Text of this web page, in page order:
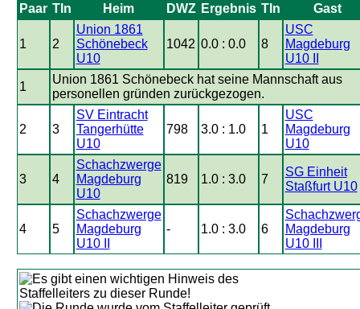
Paar Tln Heim DWZ Ergebnis Tln Gast
1 2
Union 1861
Schönebeck
U10
1042 0.0 : 0.0 8
USC
Magdeburg
U10 II
1
Union 1861 Schönebeck hat seine Mannschaft aus
personellen gründen zurückgezogen.
2 3
SV Eintracht
Tangerhütte
U10
798 3.0 : 1.0 1
USC
Magdeburg
U10
3 4
Schachzwerge
Magdeburg
U10
819 1.0 : 3.0 7
SG Einheit
Staßfurt U10
4 5
Schachzwerge
Magdeburg
U10 II
- 1.0 : 3.0 6
Magdeburg
U10 III